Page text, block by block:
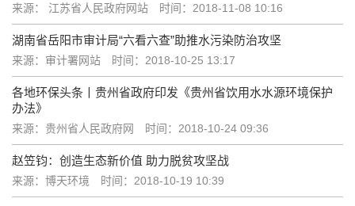
来源： 江苏省人民政府网站 时间：2018-11-08 10:16
湖南省岳阳市审计局“六看六查”助推水污染防治攻坚
来源：审计署网站 时间：2018-10-25 13:17
各地环保头条丨贵州省政府印发《贵州省饮用水水源环境保护
办法》
来源：贵州省人民政府网 时间：2018-10-24 09:36
赵笠钧：创造生态新价值 助力脱贫攻坚战
来源：博天环境 时间：2018-10-19 10:39